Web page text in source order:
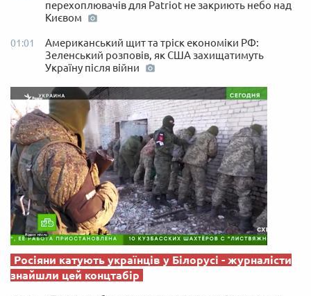
перехоплювачів для Patriot не закриють небо над
Києвом
01:01
Американський щит та тріск економіки РФ:
Зеленський розповів, як США захищатимуть
Україну після війни
Росіяни катують українців у Білорусі - журналісти
знайшли цей концтабір